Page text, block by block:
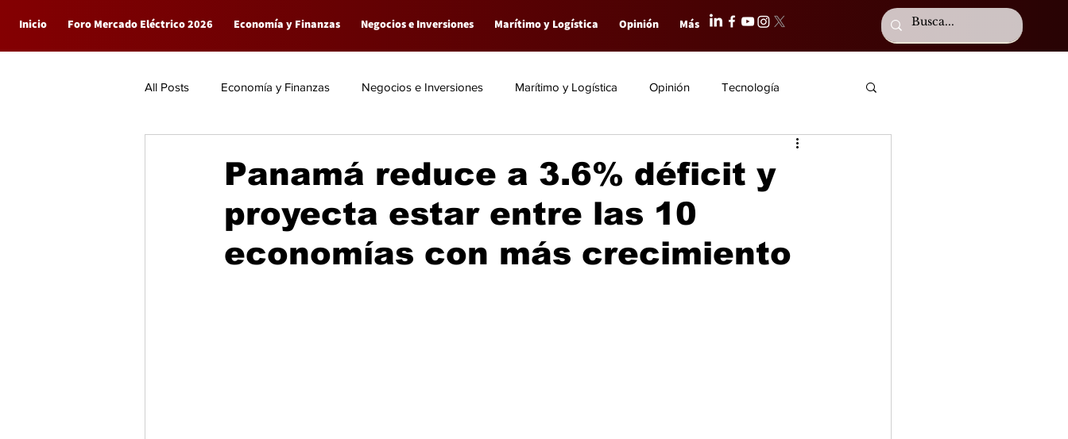
Inicio Foro Mercado Eléctrico 2026 Economía y Finanzas Negocios e Inversiones Marítimo y Logística Opinión Más
All Posts Economía y Finanzas Negocios e Inversiones Marítimo y Logística Opinión Tecnología
Panamá reduce a 3.6% déficit y
proyecta estar entre las 10
economías con más crecimiento